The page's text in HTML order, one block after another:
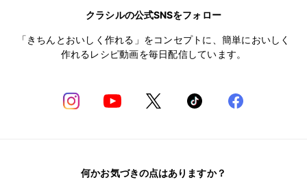
クラシルの公式SNSをフォロー
「きちんとおいしく作れる」をコンセプトに、簡単においしく
作れるレシピ動画を毎日配信しています。
何かお気づきの点はありますか？